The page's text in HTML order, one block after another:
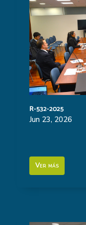
R-532-2025
Jun 23, 2026
Ver más